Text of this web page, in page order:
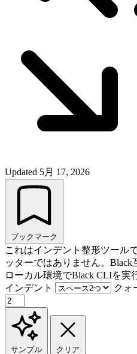
Updated 5月 17, 2026
ブックマーク
これはインデント整形ツール
ッターではありません。Black
ローカル環境でBlack CLIを実
インデント
クォ
サンプル クリア